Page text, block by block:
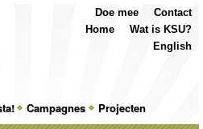
Campagnes
Projecten
Contact
Doe mee
Wat is KSU?
Home
English